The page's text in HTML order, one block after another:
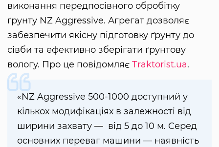
виконання передпосівного обробітку
ґрунту NZ Aggressive. Агрегат дозволяє
забезпечити якісну підготовку ґрунту до
сівби та ефективно зберігати ґрунтову
вологу. Про це повідомляє Тraktorist.ua.
«NZ Aggressive 500-1000 доступний у
кількох модифікаціях в залежності від
ширини захвату — від 5 до 10 м. Серед
основних переваг машини — наявність